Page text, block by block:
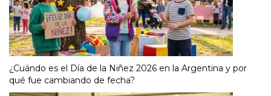
¿Cuándo es el Día de la Niñez 2026 en la Argentina y por
qué fue cambiando de fecha?